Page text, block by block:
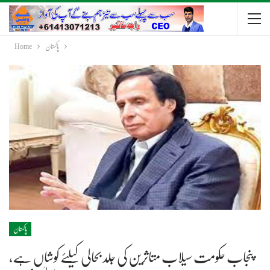
Home پاکستان
پاکستان
پنجاب حکومت سیلاب متاثرین کی جلد بحالی کیلئے کوشاں ہے،